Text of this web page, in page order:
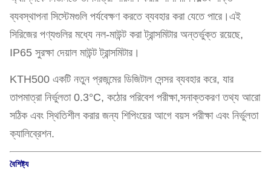
ব্যবস্থাপনা সিস্টেমগুলি পর্যবেক্ষণ করতে ব্যবহার করা যেতে পারে।এই
সিরিজের পণ্যগুলির মধ্যে নল-মাউন্ট করা ট্রান্সমিটার অন্তর্ভুক্ত রয়েছে,
IP65 সুরক্ষা দেয়াল মাউন্ট ট্রান্সমিটার।
KTH500 একটি নতুন প্রজন্মের ডিজিটাল সেন্সর ব্যবহার করে, যার
তাপমাত্রা নির্ভুলতা 0.3°C, কঠোর পরিবেশ পরীক্ষা,সনাক্তকরণ তথ্য আরো
সঠিক এবং স্থিতিশীল করার জন্য শিপিংয়ের আগে বয়স পরীক্ষা এবং নির্ভুলতা
ক্যালিব্রেশন.
বৈশিষ্ট্য